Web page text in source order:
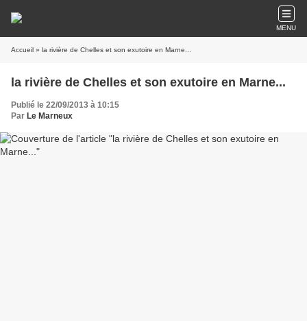
MENU
Accueil » la rivière de Chelles et son exutoire en Marne...
la rivière de Chelles et son exutoire en Marne...
Publié le 22/09/2013 à 10:15
Par Le Marneux